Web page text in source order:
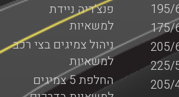
פנצ’ריה ניידת
למשאיות
ניהול צמיגים בצי רכב
למשאיות
החלפת 5 צמיגים